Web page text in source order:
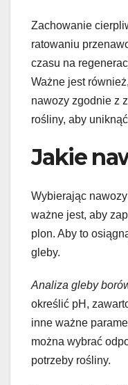
Zachowanie
ratowaniu
czasu na
Ważne jest
nawozy zgodnie z
rośliny, aby
Jakie
Wybierając
ważne jest, aby
plon. Aby to
gleby.
Analiza gleby
określić pH,
inne ważne
można wybrać
potrzeby rośliny.